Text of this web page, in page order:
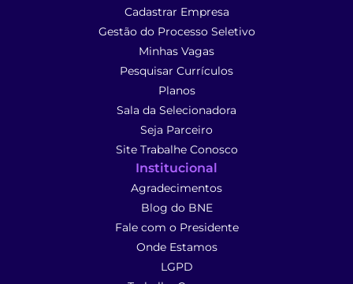
Cadastrar Empresa
Gestão do Processo Seletivo
Minhas Vagas
Pesquisar Currículos
Planos
Sala da Selecionadora
Seja Parceiro
Site Trabalhe Conosco
Institucional
Agradecimentos
Blog do BNE
Fale com o Presidente
Onde Estamos
LGPD